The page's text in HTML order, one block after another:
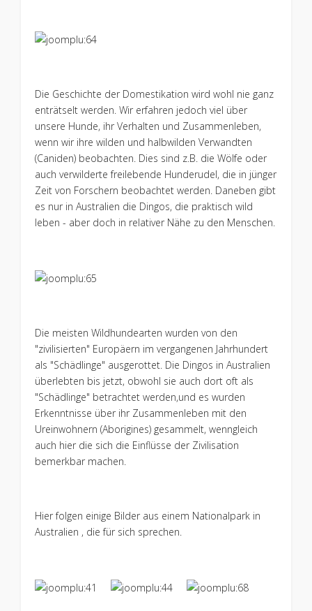
Die Geschichte der Domestikation wird wohl nie ganz
enträtselt werden. Wir erfahren jedoch viel über
unsere Hunde, ihr Verhalten und Zusammenleben,
wenn wir ihre wilden und halbwilden Verwandten
(Caniden) beobachten. Dies sind z.B. die Wölfe oder
auch verwilderte freilebende Hunderudel, die in jünger
Zeit von Forschern beobachtet werden. Daneben gibt
es nur in Australien die Dingos, die praktisch wild
leben - aber doch in relativer Nähe zu den Menschen.
Die meisten Wildhundearten wurden von den
"zivilisierten" Europäern im vergangenen Jahrhundert
als "Schädlinge" ausgerottet. Die Dingos in Australien
überlebten bis jetzt, obwohl sie auch dort oft als
"Schädlinge" betrachtet werden,und es wurden
Erkenntnisse über ihr Zusammenleben mit den
Ureinwohnern (Aborigines) gesammelt, wenngleich
auch hier die sich die Einflüsse der Zivilisation
bemerkbar machen.
Hier folgen einige Bilder aus einem Nationalpark in
Australien , die für sich sprechen.